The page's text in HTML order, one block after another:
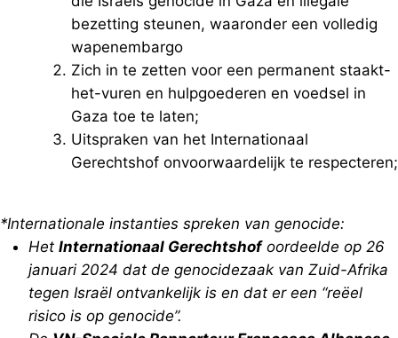
bezetting steunen, waaronder een volledig
wapenembargo
Zich in te zetten voor een permanent staakt-
het-vuren en hulpgoederen en voedsel in
Gaza toe te laten;
Uitspraken van het Internationaal
Gerechtshof onvoorwaardelijk te respecteren;
*Internationale instanties spreken van genocide:
Het Internationaal Gerechtshofoordeelde op 26
januari 2024 dat de genocidezaak van Zuid-Afrika
tegen Israël ontvankelijk is en dat er een “reëel
risico is op genocide”.